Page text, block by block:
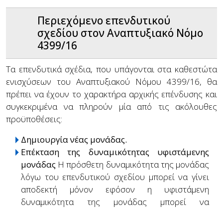
Περιεχόμενο επενδυτικού
σχεδίου στον Αναπτυξιακό Νόμο
4399/16
Τα επενδυτικά σχέδια, που υπάγονται στα καθεστώτα
ενισχύσεων του Αναπτυξιακού Νόμου 4399/16, θα
πρέπει να έχουν το χαρακτήρα αρχικής επένδυσης και
συγκεκριμένα να πληρούν μία από τις ακόλουθες
προϋποθέσεις:
Δημιουργία νέας μονάδας.
Επέκταση της δυναμικότητας υφιστάμενης
μονάδας Η πρόσθετη δυναμικότητα της μονάδας
λόγω του επενδυτικού σχεδίου μπορεί να γίνει
αποδεκτή μόνον εφόσον η υφιστάμενη
δυναμικότητα της μονάδας μπορεί να